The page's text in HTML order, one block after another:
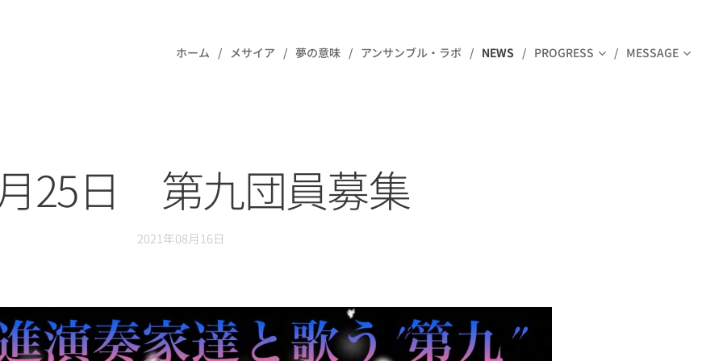
ホーム メサイア 夢の意味 アンサンブル・ラボ NEWS PROGRESS MESSAGE
25日 第九団員募集
2021年08月16日